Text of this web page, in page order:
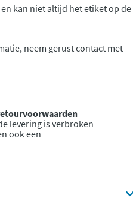
kan niet altijd het etiket op de
neem gerust contact met
levering is verbroken
ook een